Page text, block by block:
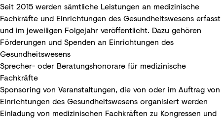
Seit 2015 werden sämtliche Leistungen an medizinische
Fachkräfte und Einrichtungen des Gesundheitswesens erfasst
und im jeweiligen Folgejahr veröffentlicht. Dazu gehören
Förderungen und Spenden an Einrichtungen des
Gesundheitswesens
Sprecher- oder Beratungshonorare für medizinische
Fachkräfte
Sponsoring von Veranstaltungen, die von oder im Auftrag von
Einrichtungen des Gesundheitswesens organisiert werden
Einladung von medizinischen Fachkräften zu Kongressen und